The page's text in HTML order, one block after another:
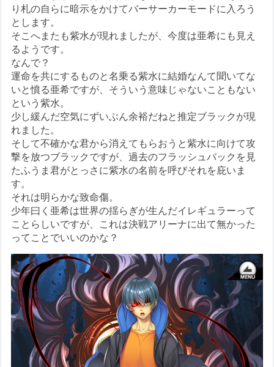
り札の自らに暗示をかけてバーサーカーモードに入ろう
とします。
そこへまたも紫水が現れましたが、今度は亜希にも見え
るようです。
なんで？
運命を共にするものと名乗る紫水に結婚なんて聞いてな
いと憤る亜希ですが、そういう意味じゃないこともない
という紫水。
少し緩んだ空気にずいぶん余裕だねと推定ブラックが現
れました。
そして不確かな君から消えてもらおうと紫水に向けて攻
撃を放つブラックですが、過去のフラッシュバックを見
たふうま君がとっさに紫水の名前を呼びそれを庇いま
す。
それは明らかな致命傷。
少年曰く亜希は世界の揺らぎが生んだイレギュラーって
ことらしいですが、これは決戦アリーナに出て無かった
ってことでいいのかな？